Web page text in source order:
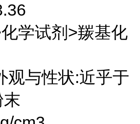
学试剂>羰基化
观与性状:近乎于